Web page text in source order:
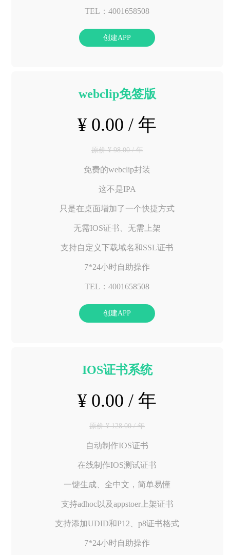
TEL：4001658508
创建APP
webclip免签版
¥ 0.00 / 年
原价 ¥ 98.00 / 年
免费的webclip封装
这不是IPA
只是在桌面增加了一个快捷方式
无需IOS证书、无需上架
支持自定义下载域名和SSL证书
7*24小时自助操作
TEL：4001658508
创建APP
IOS证书系统
¥ 0.00 / 年
原价 ¥ 128.00 / 年
自动制作IOS证书
在线制作IOS测试证书
一键生成、全中文，简单易懂
支持adhoc以及appstoer上架证书
支持添加UDID和P12、p8证书格式
7*24小时自助操作